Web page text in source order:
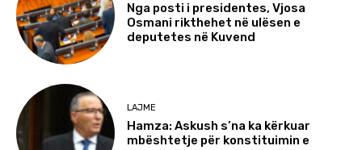
Nga posti i presidentes, Vjosa
Osmani rikthehet në ulësen e
deputetes në Kuvend
LAJME
Hamza: Askush s’na ka kërkuar
mbështetje për konstituimin e